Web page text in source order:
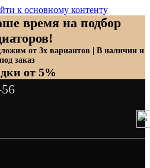
к основному контенту
время на подбор
от 3х вариантов | В наличии и
под заказ
от 5%